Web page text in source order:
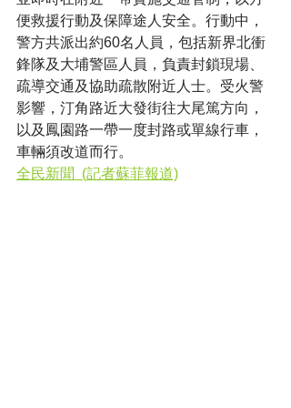
便救援行動及保障途人安全。行動中，
警方共派出約60名人員，包括新界北衝
鋒隊及大埔警區人員，負責封鎖現場、
疏導交通及協助疏散附近人士。受火警
影響，汀角路近大發街往大尾篤方向，
以及鳳園路一帶一度封路或單線行車，
車輛須改道而行。
全民新聞  (記者蘇菲報道)